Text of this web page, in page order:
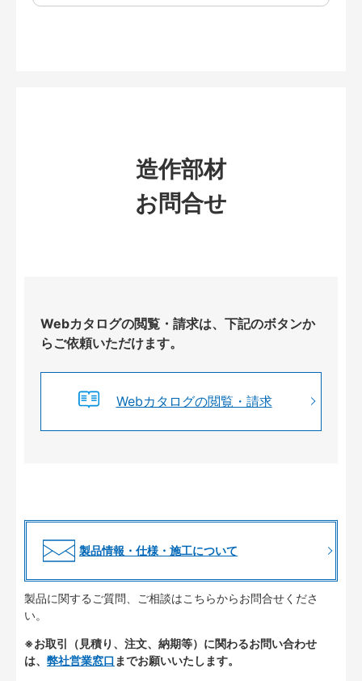
造作部材
お問合せ
Webカタログの閲覧・請求は、下記のボタンか
らご依頼いただけます。
Webカタログの閲覧・請求
製品情報・仕様・施工について
製品に関するご質問、ご相談はこちらからお問合せくださ
い。
※お取引（見積り、注文、納期等）に関わるお問い合わせ
は、 弊社営業窓口 までお願いいたします。